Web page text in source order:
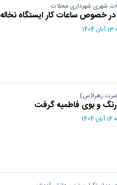
شهری شهرداری محلات
در خصوص ساعات کار ایستگاه نخاله
زهرا(س)
و بوی فاطمیه گرفت